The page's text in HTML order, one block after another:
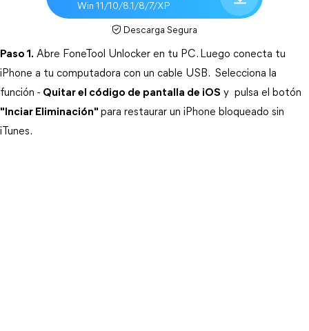
Win 11/10/8.1/8/7/XP
Descarga Segura
Paso 1. Abre FoneTool Unlocker en tu PC. Luego conecta tu
iPhone a tu computadora con un cable USB.  Selecciona la
función - Quitar el código de pantalla de iOS y  pulsa el botón
"Inciar Eliminación" para restaurar un iPhone bloqueado sin
iTunes.